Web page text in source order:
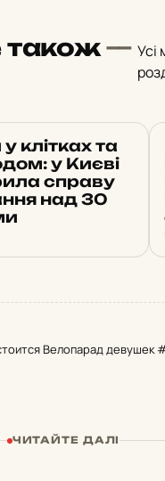
також— Усі
клітках та
у Києві
справу
над 30
Велопарад девушек
ЧИТАЙТЕ ДАЛІ